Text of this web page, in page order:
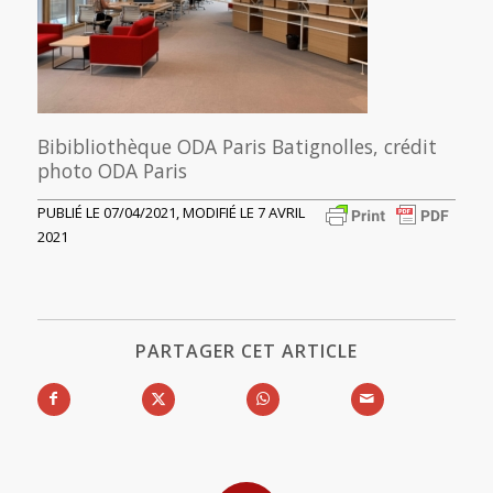
Bibibliothèque ODA Paris Batignolles, crédit
photo ODA Paris
PUBLIÉ LE 07/04/2021, MODIFIÉ LE 7 AVRIL
2021
PARTAGER CET ARTICLE